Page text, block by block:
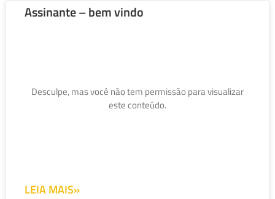
Assinante – bem vindo
Desculpe, mas você não tem permissão para visualizar
este conteúdo.
LEIA MAIS»